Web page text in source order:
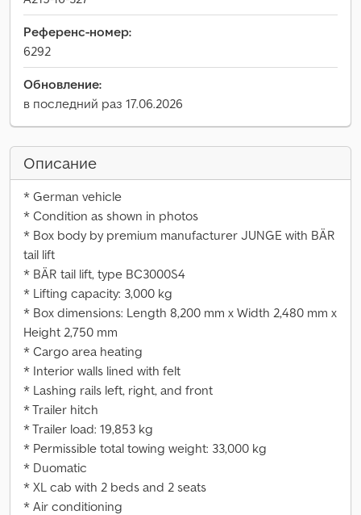
Референс-номер:
6292
Обновление:
в последний раз 17.06.2026
Описание
* German vehicle
* Condition as shown in photos
* Box body by premium manufacturer JUNGE with BÄR
tail lift
* BÄR tail lift, type BC3000S4
* Lifting capacity: 3,000 kg
* Box dimensions: Length 8,200 mm x Width 2,480 mm x
Height 2,750 mm
* Cargo area heating
* Interior walls lined with felt
* Lashing rails left, right, and front
* Trailer hitch
* Trailer load: 19,853 kg
* Permissible total towing weight: 33,000 kg
* Duomatic
* XL cab with 2 beds and 2 seats
* Air conditioning